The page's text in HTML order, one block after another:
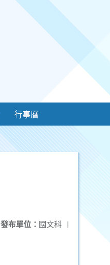
行事曆
發布單位： 國文科 |